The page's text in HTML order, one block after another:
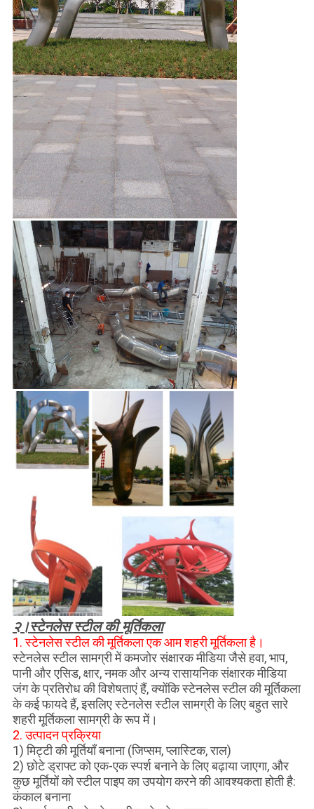
२।स्टेनलेस स्टील की मूर्तिकला
1. स्टेनलेस स्टील की मूर्तिकला एक आम शहरी मूर्तिकला है।
स्टेनलेस स्टील सामग्री में कमजोर संक्षारक मीडिया जैसे हवा, भाप,
पानी और एसिड, क्षार, नमक और अन्य रासायनिक संक्षारक मीडिया
जंग के प्रतिरोध की विशेषताएं हैं, क्योंकि स्टेनलेस स्टील की मूर्तिकला
के कई फायदे हैं, इसलिए स्टेनलेस स्टील सामग्री के लिए बहुत सारे
शहरी मूर्तिकला सामग्री के रूप में।
2. उत्पादन प्रक्रिया
1) मिट्टी की मूर्तियाँ बनाना (जिप्सम, प्लास्टिक, राल)
2) छोटे ड्राफ्ट को एक-एक स्पर्श बनाने के लिए बढ़ाया जाएगा, और
कुछ मूर्तियों को स्टील पाइप का उपयोग करने की आवश्यकता होती है:
कंकाल बनाना